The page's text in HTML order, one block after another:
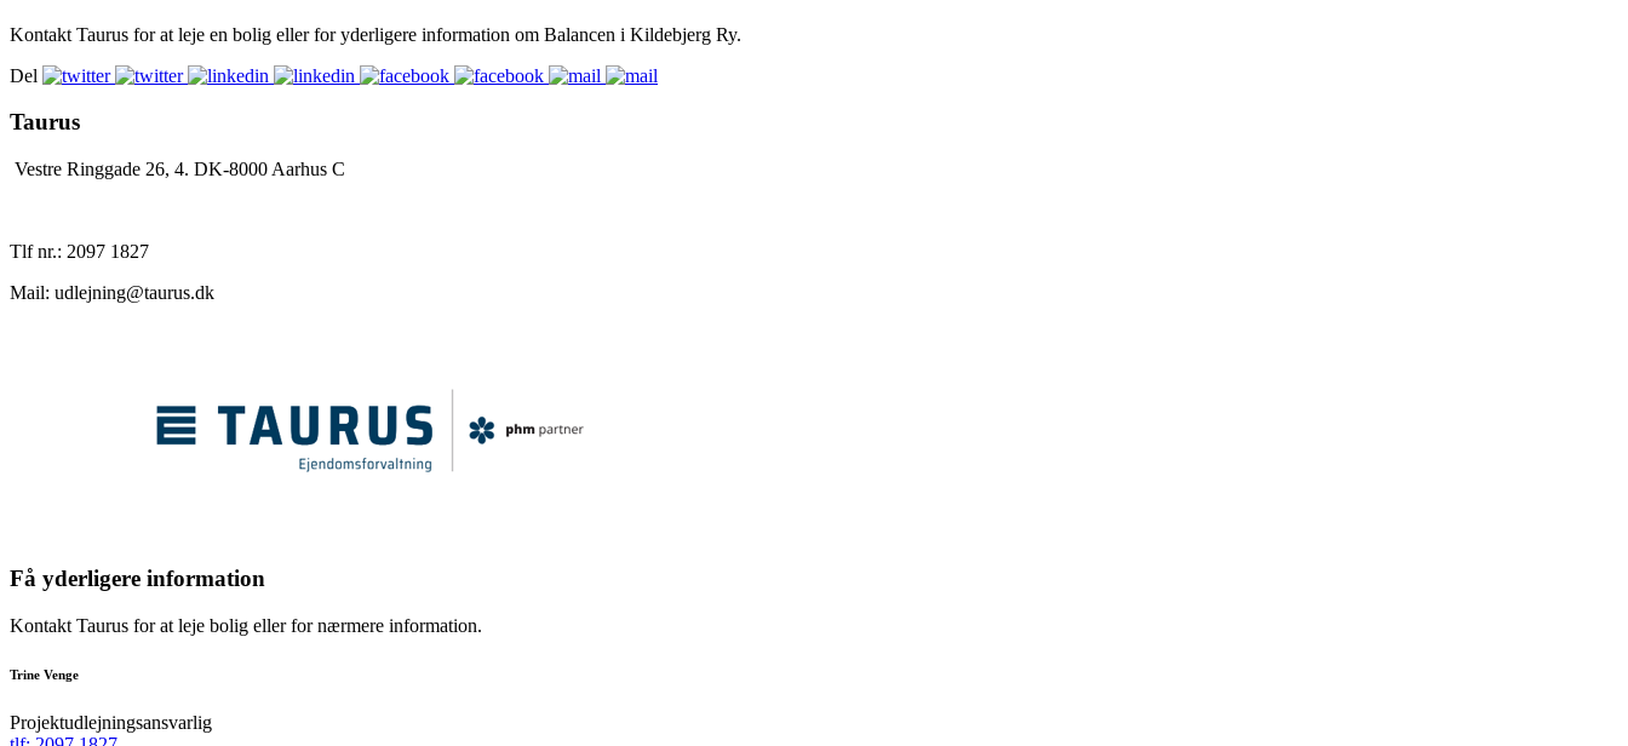
Kontakt Taurus for at leje en bolig eller for yderligere information om Balancen i Kildebjerg Ry.
Del
Taurus
Vestre Ringgade 26, 4. DK-8000 Aarhus C
Tlf nr.: 2097 1827
Mail: udlejning@taurus.dk
Få yderligere information
Kontakt Taurus for at leje bolig eller for nærmere information.
Trine Venge
Projektudlejningsansvarlig